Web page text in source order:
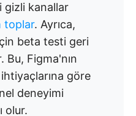
gizli kanallar
toplar. Ayrıca,
beta testi geri
Bu, Figma'nın
ihtiyaçlarına göre
deneyimi
olur.